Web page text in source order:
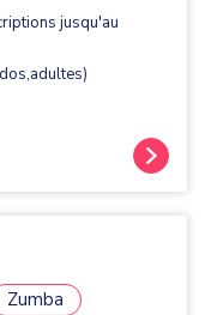
jusqu'au
Zumba